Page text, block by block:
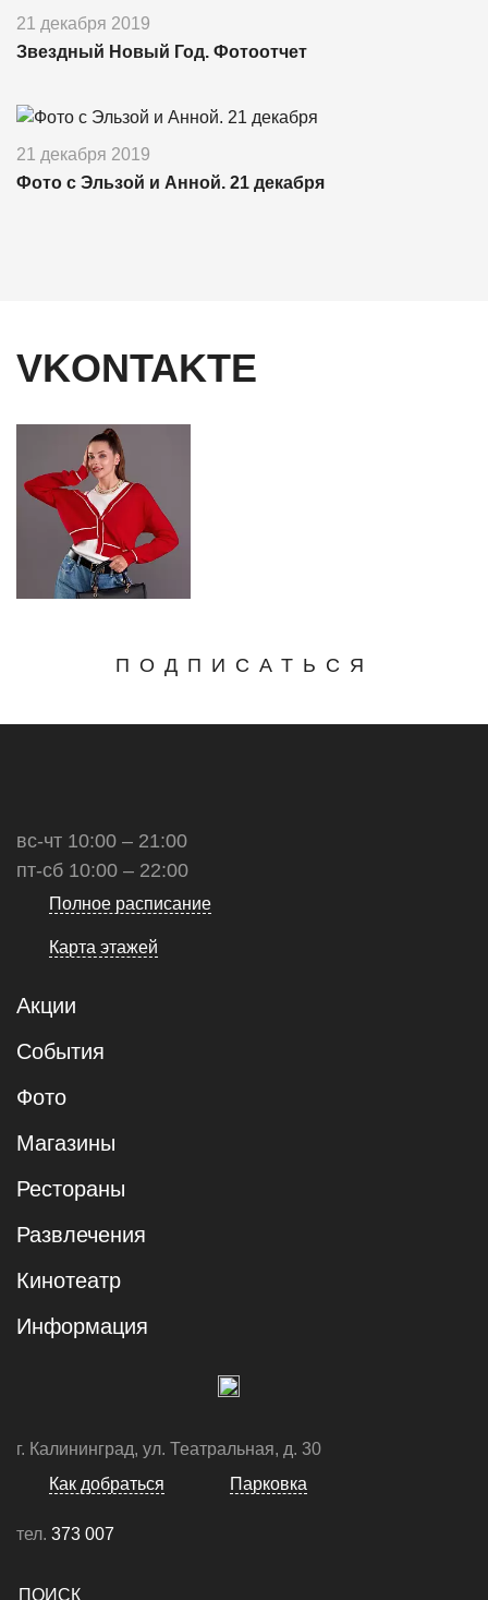
21 декабря 2019
Звездный Новый Год. Фотоотчет
21 декабря 2019
Фото с Эльзой и Анной. 21 декабря
VKONTAKTE
ПОДПИСАТЬСЯ
вс-чт 10:00 – 21:00
пт-сб 10:00 – 22:00
Полное расписание
Карта этажей
Акции
События
Фото
Магазины
Рестораны
Развлечения
Кинотеатр
Информация
г. Калининград, ул. Театральная, д. 30
Как добраться
Парковка
тел. 373 007